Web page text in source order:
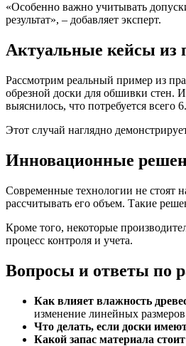
«Особенно важно учитывать
результат», – добавляет эксперт.
Актуальные кейсы из
Рассмотрим реальный пример из
обрезной доски для обшивки стен.
выяснилось, что потребуется всего
Этот случай наглядно
Инновационные
Современные технологии не стоят
рассчитывать его объем. Такие
Кроме того, некоторые
процесс контроля и учета.
Вопросы и ответы по
Как влияет влажность
изменение линейных размеров
Что делать, если доски
Какой запас материала